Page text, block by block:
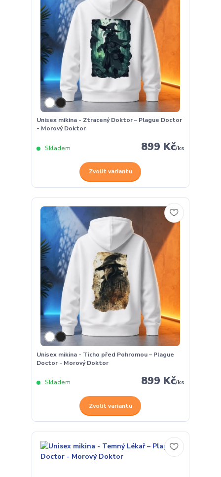
Unisex mikina - Ztracený Doktor – Plague Doctor
- Morový Doktor
899 Kč/ks
Skladem
Zvolit variantu
Unisex mikina - Ticho před Pohromou – Plague
Doctor - Morový Doktor
899 Kč/ks
Skladem
Zvolit variantu